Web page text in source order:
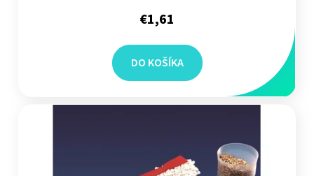
€1,61
DO KOŠÍKA